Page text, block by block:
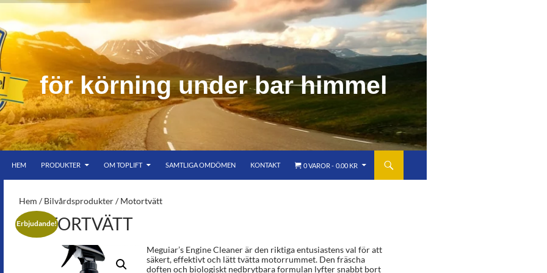
för körning under bar himmel
bar himmel
HEM
PRODUKTER OM TOPLIFT SAMTLIGA OMDÖMEN KONTAKT 0 VAROR 0.00 KR
Hem /Bilvårdsprodukter/ Motortvätt
Erbjudande!
MOTORTVÄTT
Meguiar’s Engine Cleaner är den riktiga entusiastens val för att
säkert, effektivt och lätt tvätta motorrummet. Den fräscha
doften och biologiskt nedbrytbara formulan lyfter snabbt bort